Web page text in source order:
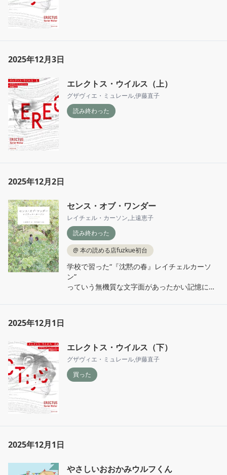
2025年12月3日
エレクトス・ウイルス（上）
グザヴィエ・ミュレール,伊藤直子
読み終わった
2025年12月2日
センス・オブ・ワンダー
レイチェル・カーソン,上遠恵子
読み終わった
@ 本の読める店fuzkue初台
学校で習った“『沈黙の春』レイチェルカーソ
ン”
っていう無機質な文字面があったかい記憶に上
2025年12月1日
エレクトス・ウイルス（下）
グザヴィエ・ミュレール,伊藤直子
買った
2025年12月1日
やさしいおおかみウルフくん